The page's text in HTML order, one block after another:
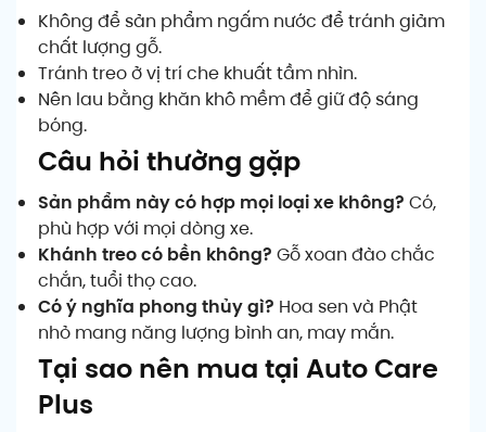
Không để sản phẩm ngấm nước để tránh giảm
chất lượng gỗ.
Tránh treo ở vị trí che khuất tầm nhìn.
Nên lau bằng khăn khô mềm để giữ độ sáng
bóng.
Câu hỏi thường gặp
Sản phẩm này có hợp mọi loại xe không? Có,
phù hợp với mọi dòng xe.
Khánh treo có bền không? Gỗ xoan đào chắc
chắn, tuổi thọ cao.
Có ý nghĩa phong thủy gì? Hoa sen và Phật
nhỏ mang năng lượng bình an, may mắn.
Tại sao nên mua tại Auto Care
Plus